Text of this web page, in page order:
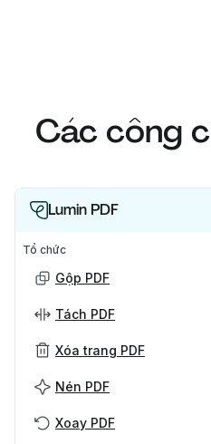
Các công
Lumin PDF
Tổ chức
Gộp PDF
Tách PDF
Xóa trang PDF
Nén PDF
Xoay PDF